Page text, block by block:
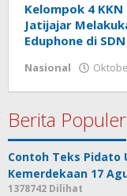
Kelompok 4 KKN
Jatijajar
Eduphone di
Nasional
Berita Populer
Contoh Teks Pidato
Kemerdekaan 17
1378742 Dilihat